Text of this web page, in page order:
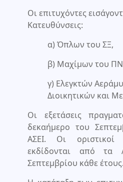
Οι επιτυχόντες
Κατευθύνσεις:
α) Όπλων του ΣΞ,
β) Μαχίμων του ΠΝ
γ) Ελεγκτών
Διοικητικών και
Οι εξετάσεις
δεκαήμερο του
ΑΣΕΙ. Οι οριστικοί
εκδίδονται από τα
Σεπτεμβρίου κάθε έτους.